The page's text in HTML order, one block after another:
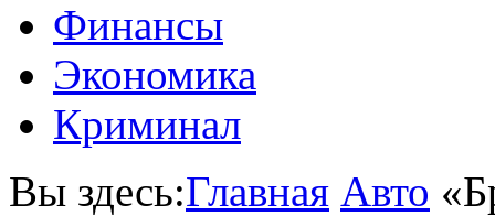
Финансы
Экономика
Криминал
Вы здесь:Главная Авто